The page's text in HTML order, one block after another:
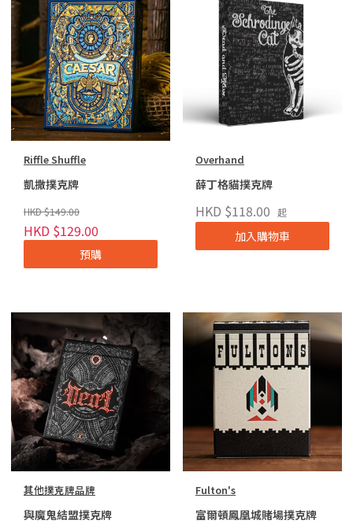
Riffle Shuffle
凱撒撲克牌
HKD $149.00
HKD $129.00
預購
Overhand
薛丁格貓撲克牌
HKD $118.00 起
加入購物車
其他撲克牌品牌
與魔鬼結盟撲克牌
Fulton's
富爾頓鳳凰城賭場撲克牌